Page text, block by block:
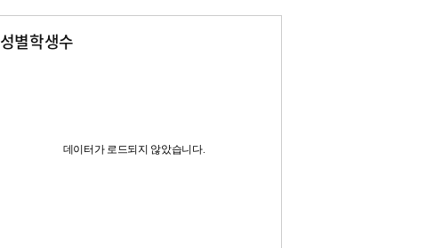
성별학생수
데이터가 로드되지 않았습니다.